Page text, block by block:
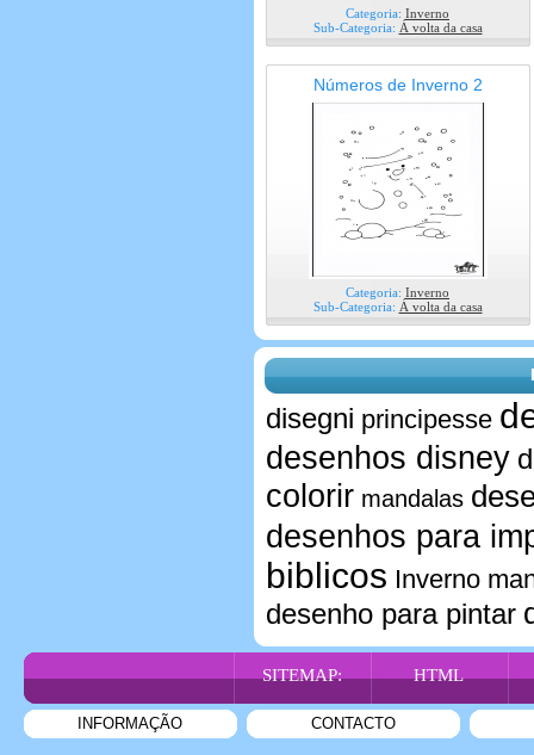
Categoria: Inverno
Sub-Categoria: Á volta da casa
Números de Inverno 2
Categoria: Inverno
Sub-Categoria: Á volta da casa
disegni principesse
desenhos disney
colorir mandalas
desenhos para
biblicos Inverno
desenho para pintar
SITEMAP: HTML
INFORMAÇÃO CONTACTO